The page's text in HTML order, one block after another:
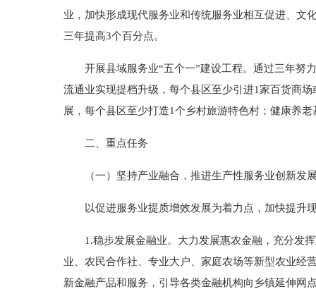
业，加快形成现代服务业和传统服务业相互促进、文
三年提高3个百分点。
开展县域服务业“五个一”建设工程。通过三年努力
流通业实现提档升级，每个县区至少引进1家百货商
展，每个县区至少打造1个乡村旅游特色村；健康养
二、重点任务
（一）坚持产业融合，推进生产性服务业创新发
以促进服务业提质增效发展为着力点，加快提升现
1.稳步发展金融业。大力发展惠农金融，充分发挥
业、农民合作社、专业大户、家庭农场等新型农业经
新金融产品和服务，引导各类金融机构向乡镇延伸网